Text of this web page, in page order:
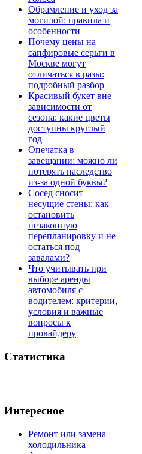
Обрамление и уход за
могилой: правила и
особенности
Почему цены на
сапфировые серьги в
Москве могут
отличаться в разы:
подробный разбор
Красивый букет вне
зависимости от
сезона: какие цветы
доступны круглый
год
Опечатка в
завещании: можно ли
потерять наследство
из-за одной буквы?
Сосед сносит
несущие стены: как
остановить
незаконную
перепланировку и не
остаться под
завалами?
Что учитывать при
выборе аренды
автомобиля с
водителем: критерии,
условия и важные
вопросы к
провайдеру
Статистика
Интересное
Ремонт или замена
холодильника